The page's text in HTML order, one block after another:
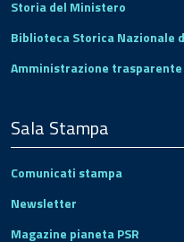
Storia del Ministero
Biblioteca Storica Nazionale
Amministrazione trasparente
Sala Stampa
Comunicati stampa
Newsletter
Magazine pianeta PSR